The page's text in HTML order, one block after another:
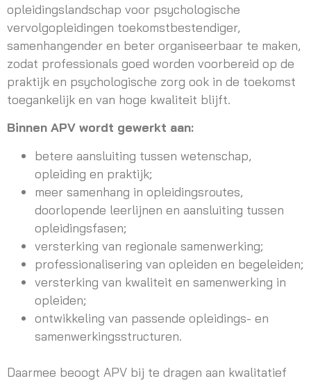
opleidingslandschap voor psychologische
vervolgopleidingen toekomstbestendiger,
samenhangender en beter organiseerbaar te maken,
zodat professionals goed worden voorbereid op de
praktijk en psychologische zorg ook in de toekomst
toegankelijk en van hoge kwaliteit blijft.
Binnen APV wordt gewerkt aan:
betere aansluiting tussen wetenschap,
opleiding en praktijk;
meer samenhang in opleidingsroutes,
doorlopende leerlijnen en aansluiting tussen
opleidingsfasen;
versterking van regionale samenwerking;
professionalisering van opleiden en begeleiden;
versterking van kwaliteit en samenwerking in
opleiden;
ontwikkeling van passende opleidings- en
samenwerkingsstructuren.
Daarmee beoogt APV bij te dragen aan kwalitatief